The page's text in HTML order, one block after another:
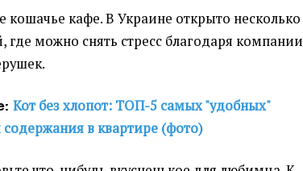
кошачье кафе. В Украине открыто несколько
где можно снять стресс благодаря компании
Кот без хлопот: ТОП-5 самых "удобных"
в квартире (фото)